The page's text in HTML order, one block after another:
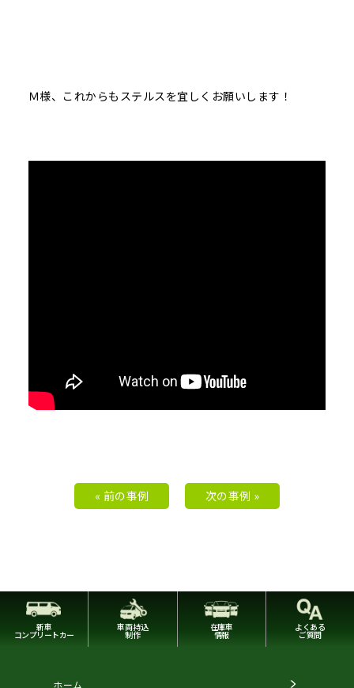
Ｍ様、これからもステルスを宜しくお願いします！
« 前の事例 次の事例 »
新車
コンプリートカー
車両持込
制作
在庫車
情報
よくある
ご質問
ホーム